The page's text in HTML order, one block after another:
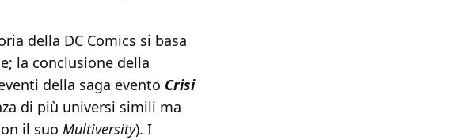
della DC Comics si basa
la conclusione della
della saga evento Crisi
di più universi simili ma
il suo Multiversity). I